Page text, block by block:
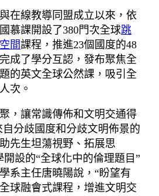
在線教導同盟成立以來，依
慕課開設了380門次全球跳
間課程，推進23個國度的48
成了學分互認，發布聚焦全
的英文全球公然課，吸引全
次。
，讓常識傳佈和文明交通得
自分歧國度和分歧文明佈景的
先生坦蕩視野、拓展思
設的“全球化中的倫理題目”
系主任唐曉陽說，“盼望有
球融會式課程，增進文明交